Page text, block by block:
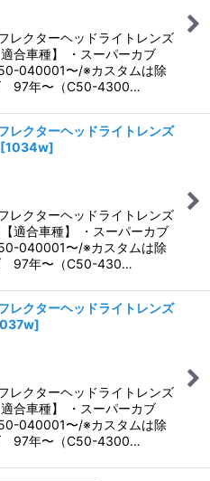
レクターヘッドライトレンズ
合車種】 ・スーパーカブ
040001〜/※カスタムは除
97年〜（C50-4300…
レクターヘッドライトレンズ
[1034w]
レクターヘッドライトレンズ
適合車種】 ・スーパーカブ
040001〜/※カスタムは除
97年〜（C50-430…
レクターヘッドライトレンズ
]
レクターヘッドライトレンズ
合車種】 ・スーパーカブ
040001〜/※カスタムは除
97年〜（C50-4300…